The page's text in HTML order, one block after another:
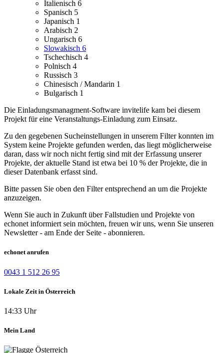
Italienisch 6
Spanisch 5
Japanisch 1
Arabisch 2
Ungarisch 6
Slowakisch 6
Tschechisch 4
Polnisch 4
Russisch 3
Chinesisch / Mandarin 1
Bulgarisch 1
Die Einladungsmanagment-Software invitelife kam bei diesem
Projekt für eine Veranstaltungs-Einladung zum Einsatz.
Zu den gegebenen Sucheinstellungen in unserem Filter konnten im
System keine Projekte gefunden werden, das liegt möglicherweise
daran, dass wir noch nicht fertig sind mit der Erfassung unserer
Projekte, der aktuelle Stand ist etwa bei 10 % der Projekte, die in
dieser Datenbank erfasst sind.
Bitte passen Sie oben den Filter entsprechend an um die Projekte
anzuzeigen.
Wenn Sie auch in Zukunft über Fallstudien und Projekte von
echonet informiert sein möchten, freuen wir uns, wenn Sie unseren
Newsletter - am Ende der Seite - abonnieren.
echonet anrufen
0043 1 512 26 95
Lokale Zeit in Österreich
14:33 Uhr
Mein Land